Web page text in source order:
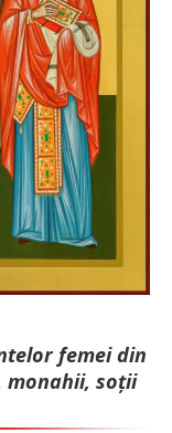
femei din
monahii, soții